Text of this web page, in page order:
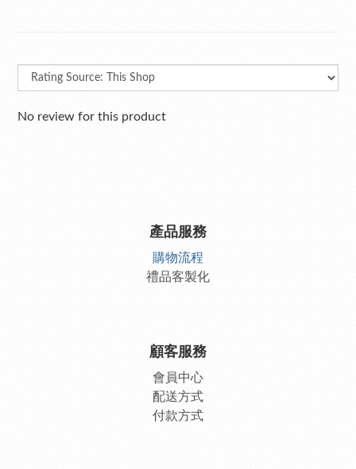
No review for this product
產品服務
購物流程
禮品客製化
顧客服務
會員中心
配送方式
付款方式